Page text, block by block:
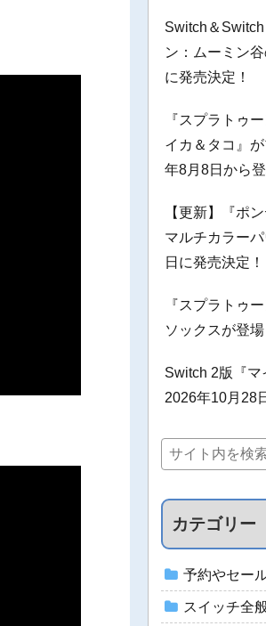
Switch＆
ン：ムーミン
に発売決定！
『スプラトゥ
イカ＆タコ』
年8月8日から登
【更新】『ポ
マルチカラー
日に発売決定！
『スプラトゥ
ソックスが登場
Switch 2版『
2026年10月28
カテゴリー
予約やセー
スイッチ全